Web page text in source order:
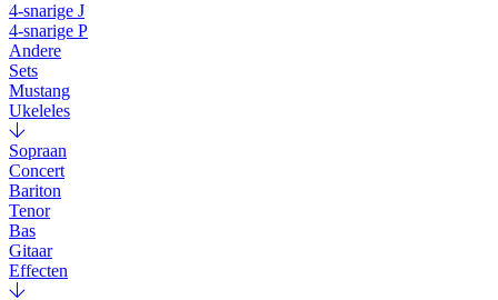
4-snarige J
4-snarige P
Andere
Sets
Mustang
Ukeleles
Sopraan
Concert
Bariton
Tenor
Bas
Gitaar
Effecten